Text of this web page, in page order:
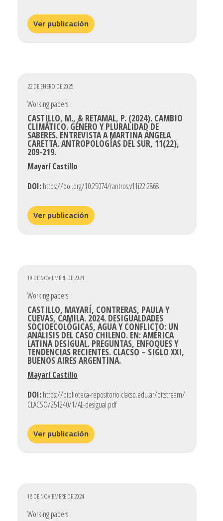
Ver publicación
22 DE ENERO DE 2025
Working papers
CASTILLO, M., & RETAMAL, P. (2024). CAMBIO
CLIMÁTICO. GÉNERO Y PLURALIDAD DE
SABERES. ENTREVISTA A MARTINA ÁNGELA
CARETTA. ANTROPOLOGÍAS DEL SUR, 11(22),
209-219.
Mayarí Castillo
DOI: https://doi.org/10.25074/rantros.v11i22.2868
Ver publicación
19 DE NOVIEMBRE DE 2024
Working papers
CASTILLO, MAYARÍ, CONTRERAS, PAULA Y
CUEVAS, CAMILA. 2024. DESIGUALDADES
SOCIOECOLÓGICAS, AGUA Y CONFLICTO: UN
ANÁLISIS DEL CASO CHILENO. EN: AMÉRICA
LATINA DESIGUAL. PREGUNTAS, ENFOQUES Y
TENDENCIAS RECIENTES. CLACSO – SIGLO XXI,
BUENOS AIRES ARGENTINA.
Mayarí Castillo
DOI: https://biblioteca-repositorio.clacso.edu.ar/bitstream/
CLACSO/251240/1/AL-desigual.pdf
Ver publicación
18 DE NOVIEMBRE DE 2024
Working papers